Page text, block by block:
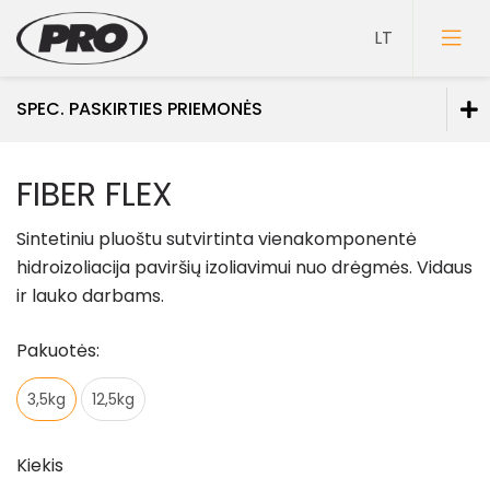
SPEC. PASKIRTIES PRIEMONĖS
Gruntai
Glaistai
Lakai
Mozaikiniai tinkai
Struktūriniai tinkai
Dekoravimo glaistai
FIBER FLEX
Sintetiniu pluoštu sutvirtinta vienakomponentė
hidroizoliacija paviršių izoliavimui nuo drėgmės. Vidaus
ir lauko darbams.
Pakuotės:
3,5kg 12,5kg
Kiekis